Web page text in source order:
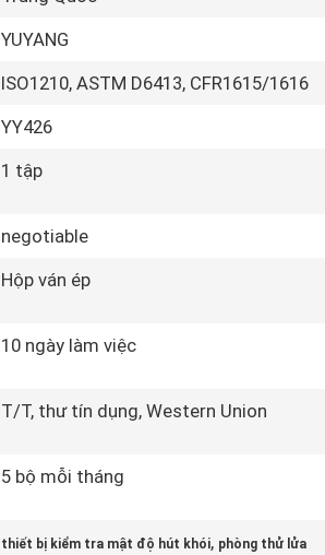
YUYANG
ISO1210, ASTM D6413, CFR1615/1616
YY426
1 tập
negotiable
Hộp ván ép
10 ngày làm việc
T/T, thư tín dụng, Western Union
5 bộ mỗi tháng
thiết bị kiểm tra mật độ hút khói, phòng thử lửa